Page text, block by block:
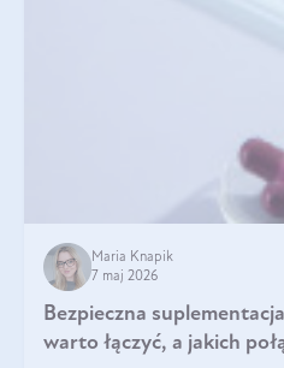
Maria Knapik
7 maj 2026
Bezpieczna
warto łączyć, a jakich